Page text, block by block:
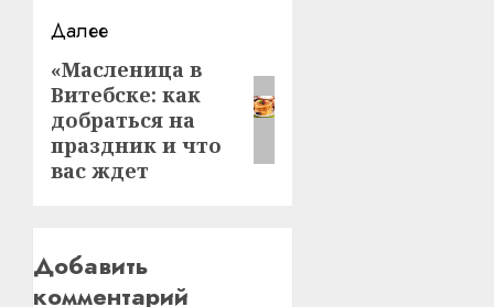
Далее
Следующая
запись:
«Масленица в
Витебске: как
добраться на
праздник и что
вас ждет
Добавить
комментарий